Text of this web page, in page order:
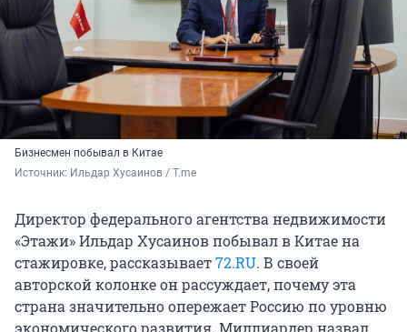
Бизнесмен побывал в Китае
Источник: Ильдар Хусаинов / T.me
Директор федерального агентства недвижимости
«Этажи» Ильдар Хусаинов побывал в Китае на
стажировке, рассказывает72.RU. В своей
авторской колонке он рассуждает, почему эта
страна значительно опережает Россию по уровню
экономического развития. Миллиардер назвал